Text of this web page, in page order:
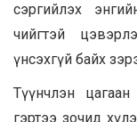
сэргийлэх
чийгтэй
үнсэхгүй байх
Түүнчлэн
гэртээ зочид